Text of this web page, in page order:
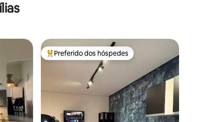
hóspedes Entre os melhores preferidos dos hóspedes
Preferido dos hóspedes